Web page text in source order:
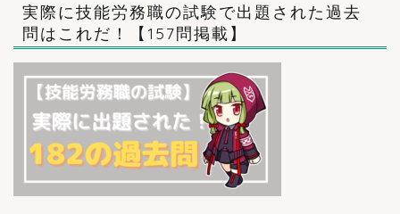
実際に技能労務職の試験で出題された過去
問はこれだ！【157問掲載】